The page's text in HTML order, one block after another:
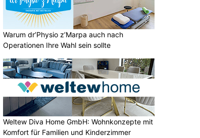
Warum dr’Physio z’Marpa auch nach
Operationen Ihre Wahl sein sollte
Weltew Diva Home GmbH: Wohnkonzepte mit
Komfort für Familien und Kinderzimmer